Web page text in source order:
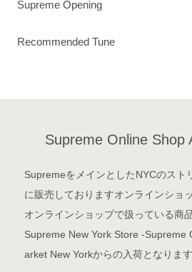
Supreme Opening
Recommended Tune
Supreme Online Shop
SupremeをメインとしたNYCのスト
に販売しておりますオンラインショ
オンラインショップで扱っている商
Supreme New York Store -Supreme
arket New Yorkからの入荷となります